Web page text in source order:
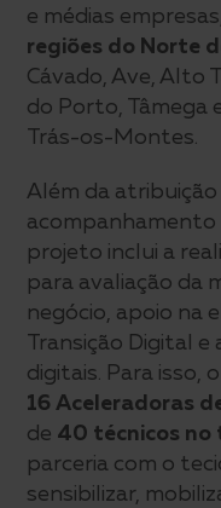
e médias
regiões do Norte
Cávado, Ave, Alto
do Porto, Tâmega
Trás-os-Montes.
Além da
projeto inclui a
para avaliação da
negócio, apoio na
Transição Digital
digitais. Para isso,
16 Aceleradoras
de 40 técnicos no
parceria com o
sensibilizar,